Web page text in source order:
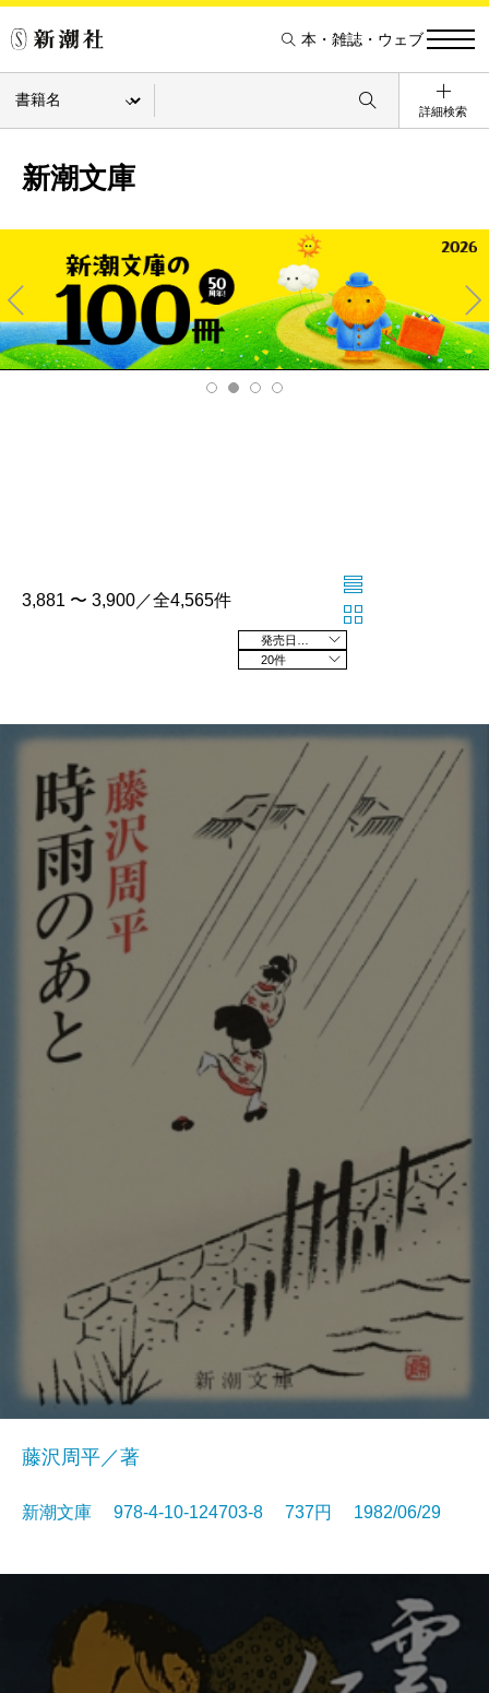
本・雑誌・ウェブ
詳細検索
新潮文庫
Pre
v
Ne
xt
3,881 〜 3,900／全4,565件
20件
藤沢周平／著
新潮文庫 978-4-10-124703-8 737円 1982/06/29